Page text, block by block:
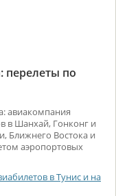
перелеты по
авиакомпания
в Шанхай, Гонконг и
Ближнего Востока и
аэропортовых
в Тунис и на